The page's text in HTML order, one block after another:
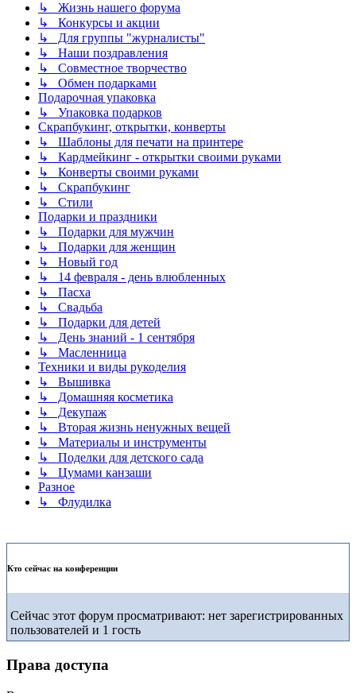
↳ Жизнь нашего форума
↳ Конкурсы и акции
↳ Для группы "журналисты"
↳ Наши поздравления
↳ Совместное творчество
↳ Обмен подарками
Подарочная упаковка
↳ Упаковка подарков
Скрапбукинг, открытки, конверты
↳ Шаблоны для печати на принтере
↳ Кардмейкинг - открытки своими руками
↳ Конверты своими руками
↳ Скрапбукинг
↳ Стили
Подарки и праздники
↳ Подарки для мужчин
↳ Подарки для женщин
↳ Новый год
↳ 14 февраля - день влюбленных
↳ Пасха
↳ Свадьба
↳ Подарки для детей
↳ День знаний - 1 сентября
↳ Масленница
Техники и виды рукоделия
↳ Вышивка
↳ Домашняя косметика
↳ Декупаж
↳ Вторая жизнь ненужных вещей
↳ Материалы и инструменты
↳ Поделки для детского сада
↳ Цумами канзаши
Разное
↳ Флудилка
Кто сейчас на конференции
Сейчас этот форум просматривают: нет зарегистрированных
пользователей и 1 гость
Права доступа